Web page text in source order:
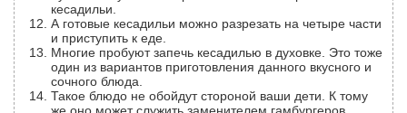
кесадильи.
А готовые кесадильи можно разрезать на четыре части
и приступить к еде.
Многие пробуют запечь кесадилью в духовке. Это тоже
один из вариантов приготовления данного вкусного и
сочного блюда.
Такое блюдо не обойдут стороной ваши дети. К тому
же оно может служить заменителем гамбургеров,